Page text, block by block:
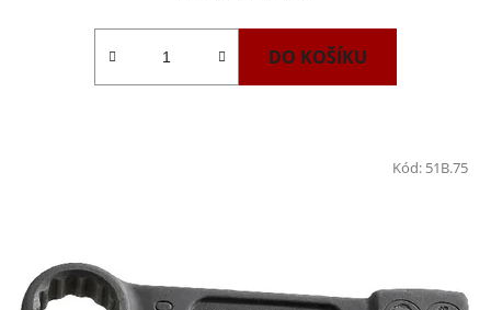
DO KOŠÍKU
Kód: 51B.75